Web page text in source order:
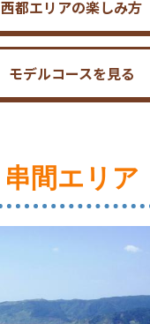
西都エリアの楽しみ方
モデルコースを見る
串間エリア